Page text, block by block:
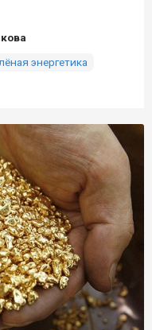
энергетика